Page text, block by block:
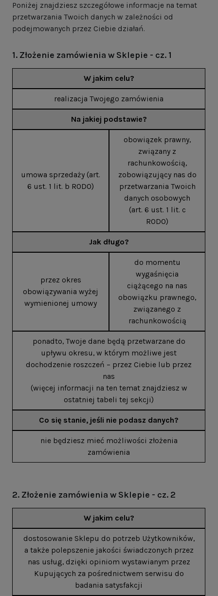
Poniżej znajdziesz szczegółowe informacje na temat
przetwarzania Twoich danych w zależności od
podejmowanych przez Ciebie działań.
1. Złożenie zamówienia w Sklepie - cz. 1
W jakim celu?
realizacja Twojego zamówienia
Na jakiej podstawie?
umowa sprzedaży (art.
6 ust. 1 lit. b RODO)
obowiązek prawny,
związany z
rachunkowością,
zobowiązujący nas do
przetwarzania Twoich
danych osobowych
(art. 6 ust. 1 lit. c
RODO)
Jak długo?
przez okres
obowiązywania wyżej
wymienionej umowy
do momentu
wygaśnięcia
ciążącego na nas
obowiązku prawnego,
związanego z
rachunkowością
ponadto, Twoje dane będą przetwarzane do
upływu okresu, w którym możliwe jest
dochodzenie roszczeń – przez Ciebie lub przez
nas
(więcej informacji na ten temat znajdziesz w
ostatniej tabeli tej sekcji)
Co się stanie, jeśli nie podasz danych?
nie będziesz mieć możliwości złożenia
zamówienia
2. Złożenie zamówienia w Sklepie - cz. 2
W jakim celu?
dostosowanie Sklepu do potrzeb Użytkowników,
a także polepszenie jakości świadczonych przez
nas usług, dzięki opiniom wystawianym przez
Kupujących za pośrednictwem serwisu do
badania satysfakcji